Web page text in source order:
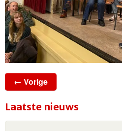
← Vorige
Laatste nieuws